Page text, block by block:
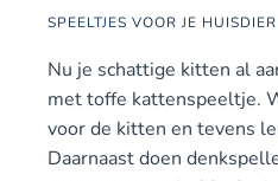
SPEELTJES VOOR JE HUISDIER
Nu je schattige kitten al
met toffe kattenspeeltje.
voor de kitten en tevens
Daarnaast doen